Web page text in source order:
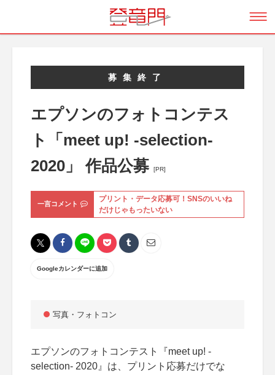
募集終了
エプソンのフォトコンテス
ト「meet up! -selection-
2020」 作品公募
[PR]
一言コメント
プリント・データ応募可！SNSのいいね
だけじゃもったいない
Googleカレンダーに追加
写真・フォトコン
エプソンのフォトコンテスト『meet up! -
selection- 2020』は、プリント応募だけでな